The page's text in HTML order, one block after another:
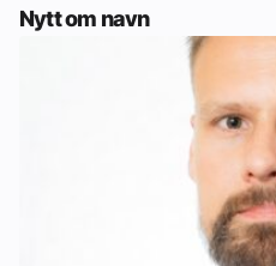
Nytt om navn